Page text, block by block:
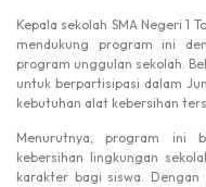
Kepala sekolah SMA Negeri 1
mendukung program ini
program unggulan sekolah.
untuk berpartisipasi dalam
kebutuhan alat kebersihan
Menurutnya, program ini
kebersihan lingkungan
karakter bagi siswa. Dengan